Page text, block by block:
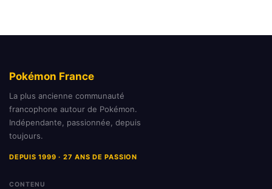
Pokémon France
La plus ancienne communauté
francophone autour de Pokémon.
Indépendante, passionnée, depuis
toujours.
DEPUIS 1999 · 27 ANS DE PASSION
CONTENU